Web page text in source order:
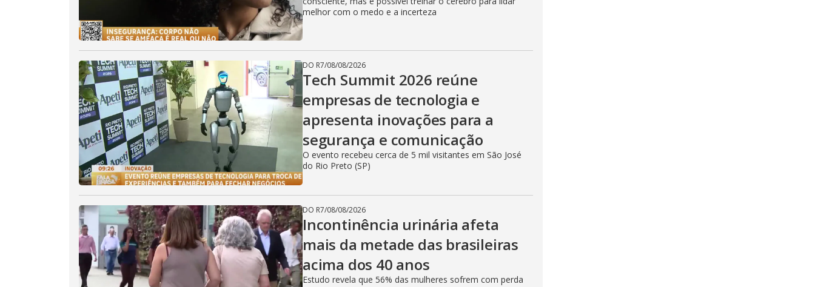
melhor com o medo e a incerteza
DO R7/08/08/2026
Tech Summit 2026 reúne
empresas de tecnologia e
apresenta inovações para a
segurança e comunicação
O evento recebeu cerca de 5 mil visitantes em São José
do Rio Preto (SP)
DO R7/08/08/2026
Incontinência urinária afeta
mais da metade das brasileiras
acima dos 40 anos
Estudo revela que 56% das mulheres sofrem com perda